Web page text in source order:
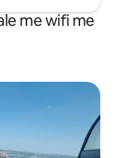
me wifi me